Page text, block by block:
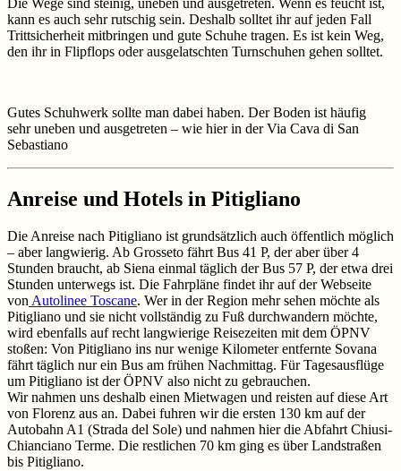
kann es auch sehr rutschig sein. Deshalb solltet ihr auf jeden Fall
Trittsicherheit mitbringen und gute Schuhe tragen. Es ist kein Weg,
den ihr in Flipflops oder ausgelatschten Turnschuhen gehen solltet.
Gutes Schuhwerk sollte man dabei haben. Der Boden ist häufig
sehr uneben und ausgetreten – wie hier in der Via Cava di San
Sebastiano
Anreise und Hotels in Pitigliano
Die Anreise nach Pitigliano ist grundsätzlich auch öffentlich möglich
– aber langwierig. Ab Grosseto fährt Bus 41 P, der aber über 4
Stunden braucht, ab Siena einmal täglich der Bus 57 P, der etwa drei
Stunden unterwegs ist. Die Fahrpläne findet ihr auf der Webseite
vonAutolinee Toscane. Wer in der Region mehr sehen möchte als
Pitigliano und sie nicht vollständig zu Fuß durchwandern möchte,
wird ebenfalls auf recht langwierige Reisezeiten mit dem ÖPNV
stoßen: Von Pitigliano ins nur wenige Kilometer entfernte Sovana
fährt täglich nur ein Bus am frühen Nachmittag. Für Tagesausflüge
um Pitigliano ist der ÖPNV also nicht zu gebrauchen.
Wir nahmen uns deshalb einen Mietwagen und reisten auf diese Art
von Florenz aus an. Dabei fuhren wir die ersten 130 km auf der
Autobahn A1 (Strada del Sole) und nahmen hier die Abfahrt Chiusi-
Chianciano Terme. Die restlichen 70 km ging es über Landstraßen
bis Pitigliano.